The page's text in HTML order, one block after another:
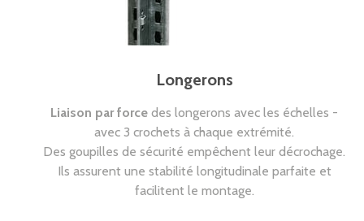
Longerons
Liaison par force des longerons avec les échelles -
avec 3 crochets à chaque extrémité.
Des goupilles de sécurité empêchent leur décrochage.
Ils assurent une stabilité longitudinale parfaite et
facilitent le montage.